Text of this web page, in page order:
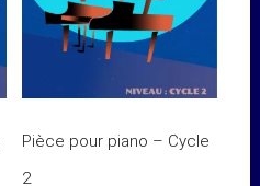
Pièce pour piano – Cycle
2